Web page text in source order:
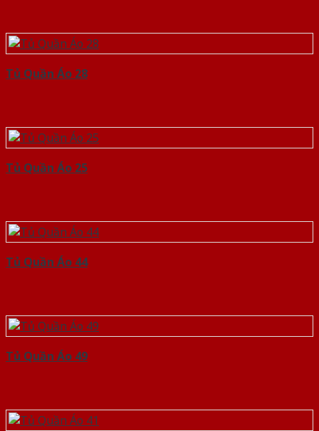
Tủ Quần Áo 28
Tủ Quần Áo 25
Tủ Quần Áo 44
Tủ Quần Áo 49